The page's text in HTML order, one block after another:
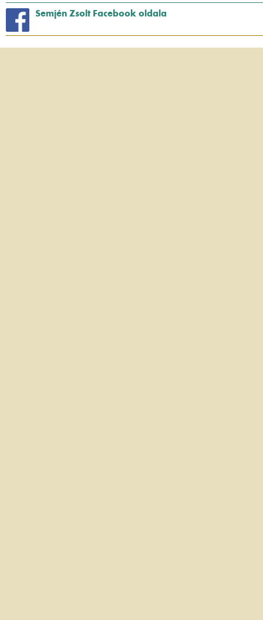
Semjén Zsolt Facebook oldala